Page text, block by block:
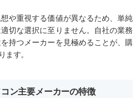
や重視する価値が異なるため、単純
切な選択に至りません。自社の業務
持つメーカーを見極めることが、購
す。
ン主要メーカーの特徴